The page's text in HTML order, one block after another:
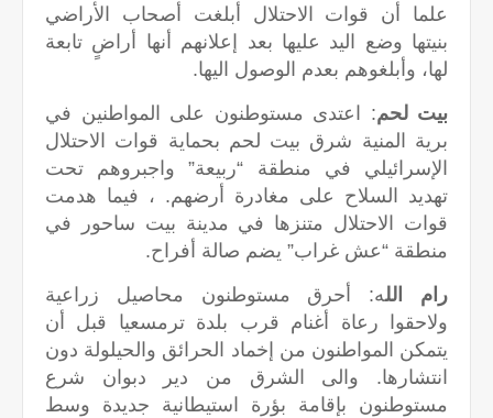
علما أن قوات الاحتلال أبلغت أصحاب الأراضي
بنيتها وضع اليد عليها بعد إعلانهم أنها أراضٍ تابعة
لها، وأبلغوهم بعدم الوصول اليها.
بيت لحم: اعتدى مستوطنون على المواطنين في
برية المنية شرق بيت لحم بحماية قوات الاحتلال
الإسرائيلي في منطقة “ربيعة” واجبروهم تحت
تهديد السلاح على مغادرة أرضهم. ، فيما هدمت
قوات الاحتلال متنزها في مدينة بيت ساحور في
منطقة “عش غراب” يضم صالة أفراح.
رام الله: أحرق مستوطنون محاصيل زراعية
ولاحقوا رعاة أغنام قرب بلدة ترمسعيا قبل أن
يتمكن المواطنون من إخماد الحرائق والحيلولة دون
انتشارها. والى الشرق من دير دبوان شرع
مستوطنون بإقامة بؤرة استيطانية جديدة وسط